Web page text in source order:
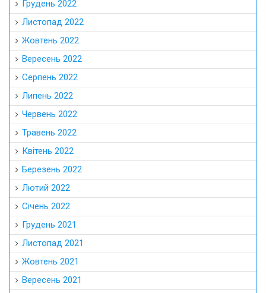
Грудень 2022
Листопад 2022
Жовтень 2022
Вересень 2022
Серпень 2022
Липень 2022
Червень 2022
Травень 2022
Квітень 2022
Березень 2022
Лютий 2022
Січень 2022
Грудень 2021
Листопад 2021
Жовтень 2021
Вересень 2021